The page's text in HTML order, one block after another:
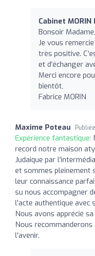
Cabinet
Bonsoir Madame,
Je vous
très positive.
et d’échanger
Merci encore
bientôt,
Fabrice MORIN
Maxime Poteau
Expérience fantastique:
record notre maison
Judaique par
et sommes pleinement
leur connaissance
su nous accompagner
l'acte authentique avec
Nous avons apprécié
Nous
l'avenir.